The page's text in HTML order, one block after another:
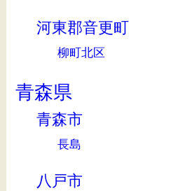
河東郡音更町
柳町北区
青森県
青森市
長島
八戸市